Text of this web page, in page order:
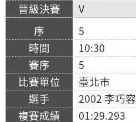
V
5
10:30
5
臺北市
2002 李巧容
01:29.293